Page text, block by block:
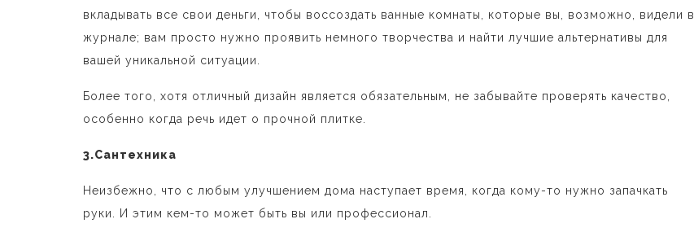
вкладывать все свои деньги, чтобы воссоздать ванные комнаты, которые вы, возможно, видели в
журнале; вам просто нужно проявить немного творчества и найти лучшие альтернативы для
вашей уникальной ситуации.
Более того, хотя отличный дизайн является обязательным, не забывайте проверять качество,
особенно когда речь идет о прочной плитке.
3.Сантехника
Неизбежно, что с любым улучшением дома наступает время, когда кому-то нужно запачкать
руки. И этим кем-то может быть вы или профессионал.